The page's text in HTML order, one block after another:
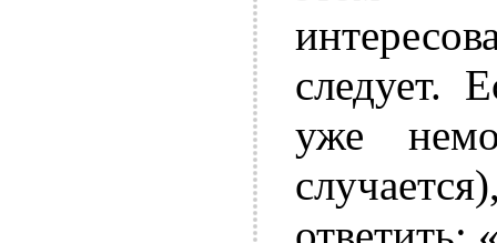
следует.
уже